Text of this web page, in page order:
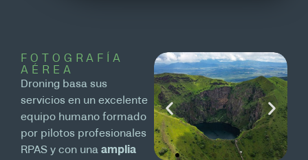
FOTOGRAFÍA
AÉREA
Droning basa sus
servicios en un excelente
equipo humano formado
por pilotos profesionales
RPAS y con una amplia